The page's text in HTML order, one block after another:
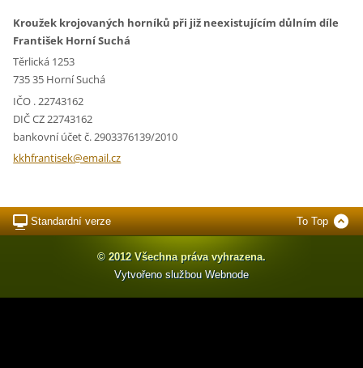
Kroužek krojovaných horníků při již neexistujícím důlním díle
František Horní Suchá
Těrlická 1253
735 35 Horní Suchá
IČO . 22743162
DIČ CZ 22743162
bankovní účet č. 2903376139/2010
kkhfrantisek@email.cz
Standardní verze To Top
© 2012 Všechna práva vyhrazena.
Vytvořeno službou Webnode